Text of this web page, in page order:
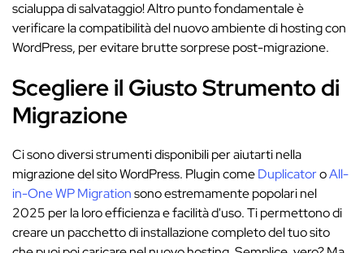
scialuppa di salvataggio! Altro punto fondamentale è
verificare la compatibilità del nuovo ambiente di hosting con
WordPress, per evitare brutte sorprese post-migrazione.
Scegliere il Giusto Strumento di
Migrazione
Ci sono diversi strumenti disponibili per aiutarti nella
migrazione del sito WordPress. Plugin comeDuplicatoroAll-
in-One WP Migrationsono estremamente popolari nel
2025 per la loro efficienza e facilità d'uso. Ti permettono di
creare un pacchetto di installazione completo del tuo sito